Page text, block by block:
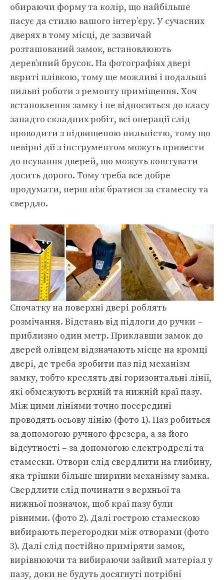
обираючи форму та колір, що найбільше
пасує да стилю вашого інтер’єру. У сучасних
дверях в тому місці, де зазвичай
розташований замок, встановлюють
дерев’яний брусок. На фотографіях двері
вкриті плівкою, тому ще можливі і подальші
пильні роботи з ремонту приміщення. Хоч
встановлення замку і не відноситься до класу
занадто складних робіт, всі операції слід
проводити з підвищеною пильністю, тому що
невірні дії з інструментом можуть привести
до псування дверей, що можуть коштувати
досить дорого. Тому треба все добре
продумати, перш ніж братися за стамеску та
свердло.
Спочатку на поверхні двері роблять
розмічання. Відстань від підлоги до ручки –
приблизно один метр. Приклавши замок до
дверей олівцем відзначають місце на кромці
двері, де треба зробити паз під механізм
замку, тобто креслять дві горизонтальні лінії,
які обмежують верхній та нижній краї пазу.
Між цими лініями точно посередині
проводять осьову лінію (фото 1). Паз робиться
за допомогою ручного фрезера, а за його
відсутності – за допомогою електродрелі та
стамески. Отвори слід свердлити на глибину,
яка трішки більше ширини механізму замка.
Свердлити слід починати з верхньої та
нижньої позначок, щоб краї пазу були
рівними. (фото 2). Далі гострою стамескою
вибирають перегородки між отворами (фото
3). Далі слід постійно приміряти замок,
вирівнюючи та вибираючи зайвий матеріал у
пазу, доки не будуть досягнуті потрібні